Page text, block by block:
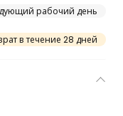
рабочий день
в течение 28 дней